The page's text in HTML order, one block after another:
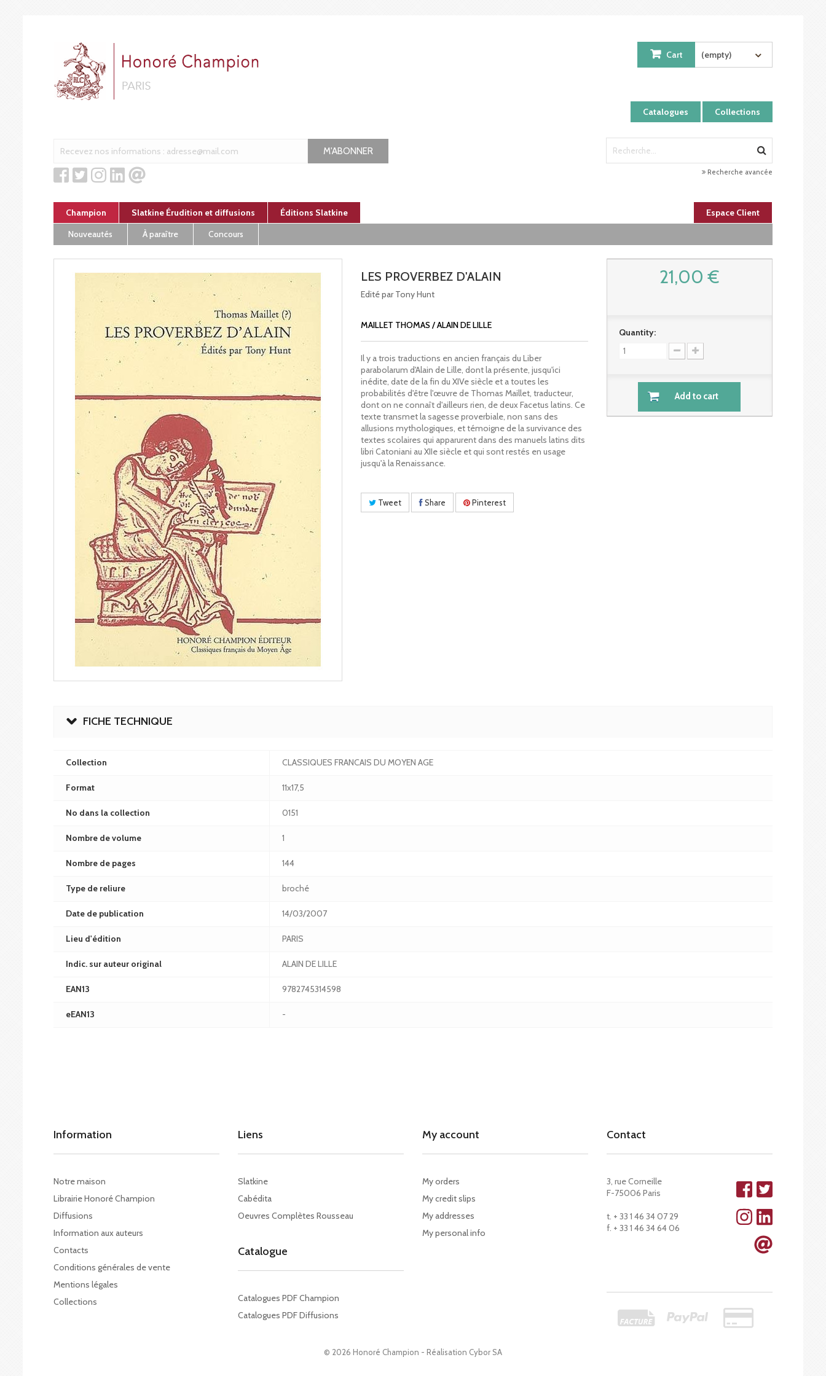
Catalogues Collections
Cart (empty)
M'ABONNER
Recherche avancée
Champion Slatkine Érudition et diffusions Éditions Slatkine
Espace Client
Nouveautés
À paraître Concours
LES PROVERBEZ D'ALAIN
Edité par Tony Hunt
MAILLET THOMAS / ALAIN DE LILLE
Il y a trois traductions en ancien français du Liber
parabolarum d'Alain de Lille, dont la présente, jusqu'ici
inédite, date de la fin du XIVe siècle et a toutes les
probabilités d'être l'œuvre de Thomas Maillet, traducteur,
dont on ne connaît d'ailleurs rien, de deux Facetus latins. Ce
texte transmet la sagesse proverbiale, non sans des
allusions mythologiques, et témoigne de la survivance des
textes scolaires qui apparurent dans des manuels latins dits
libri Catoniani au XIIe siècle et qui sont restés en usage
jusqu'à la Renaissance.
Tweet Share Pinterest
21,00 €
Quantity:
Add to cart
FICHE TECHNIQUE
Collection CLASSIQUES FRANCAIS DU MOYEN AGE
Format 11x17,5
No dans la collection 0151
Nombre de volume 1
Nombre de pages 144
Type de reliure broché
Date de publication 14/03/2007
Lieu d'édition PARIS
Indic. sur auteur original ALAIN DE LILLE
EAN13 9782745314598
eEAN13 -
Information
Notre maison
Librairie Honoré Champion
Diffusions
Information aux auteurs
Contacts
Conditions générales de vente
Mentions légales
Collections
© 2026 Honoré Champion - Réalisation Cybor SA
Liens
Slatkine
Cabédita
Oeuvres Complètes Rousseau
Catalogue
Catalogues PDF Champion
Catalogues PDF Diffusions
My account
My orders
My credit slips
My addresses
My personal info
Contact
3, rue Corneille
F-75006 Paris
t. + 33 1 46 34 07 29
f. + 33 1 46 34 64 06